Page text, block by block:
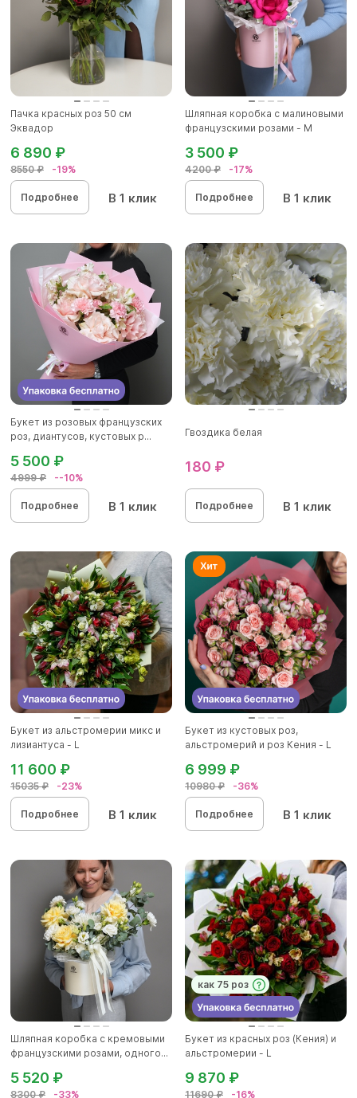
Пачка красных роз 50 см
Эквадор
8550 ₽ -19%
6 890 ₽
Подробнее В 1 клик
Шляпная коробка с малиновыми
французскими розами - M
4200 ₽ -17%
3 500 ₽
Подробнее В 1 клик
Букет из розовых французских
роз, диантусов, кустовых р...
4999 ₽ --10%
5 500 ₽
Подробнее В 1 клик
Гвоздика белая
180 ₽
Подробнее В 1 клик
Букет из альстромерии микс и
лизиантуса - L
15035 ₽ -23%
11 600 ₽
Подробнее В 1 клик
Букет из кустовых роз,
альстромерий и роз Кения - L
10980 ₽ -36%
6 999 ₽
Подробнее В 1 клик
Шляпная коробка с кремовыми
французскими розами, одного...
8300 ₽ -33%
5 520 ₽
как 75 роз
Букет из красных роз (Кения) и
альстромерии - L
11690 ₽ -16%
9 870 ₽